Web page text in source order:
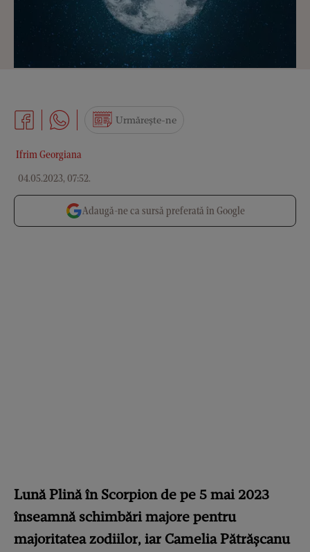
Ifrim Georgiana
04.05.2023, 07:52.
Urmărește-ne
Adaugă-ne ca sursă preferată în Google
Lună Plină în Scorpion de pe 5 mai 2023
înseamnă schimbări majore pentru
majoritatea zodiilor, iar Camelia Pătrășcanu